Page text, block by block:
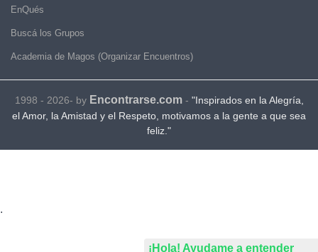
¡Hola! Ayudame a entender
EnQués
Buscá los Grupos
Academia de Magos (Organizar Encuentros)
1998 - 2026- by Encontrarse.com- "Inspirados en la Alegría,
el Amor, la Amistad y el Respeto, motivamos a la gente a que sea
feliz."
.